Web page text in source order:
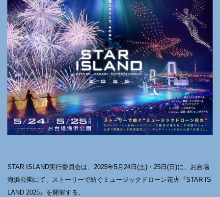
STAR ISLAND実行委員会は、2025年5月24日(土)・25日(日)に、お台場
海浜公園にて、ストーリーで紡ぐミュージックドローン花火『STAR IS
LAND 2025』を開催する。